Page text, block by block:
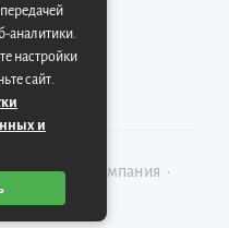
компания ·
аналитики.
настройки
сайт.
и